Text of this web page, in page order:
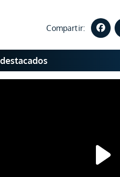
Compartir: